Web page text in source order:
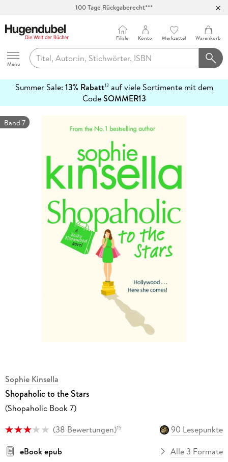
100 Tage Rückgaberecht***
Hugendubel
Menu
Filiale Konto Merkzettel Warenkorb
Summer Sale: 13% Rabatt12auf viele Sortimente mit dem
CodeSOMMER13
erfahren
Band 7
Sophie Kinsella
Shopaholic to the Stars
(Shopaholic Book 7)
(38 Bewertungen)15
90 Lesepunkte
eBook epub
Alle 3 Formate